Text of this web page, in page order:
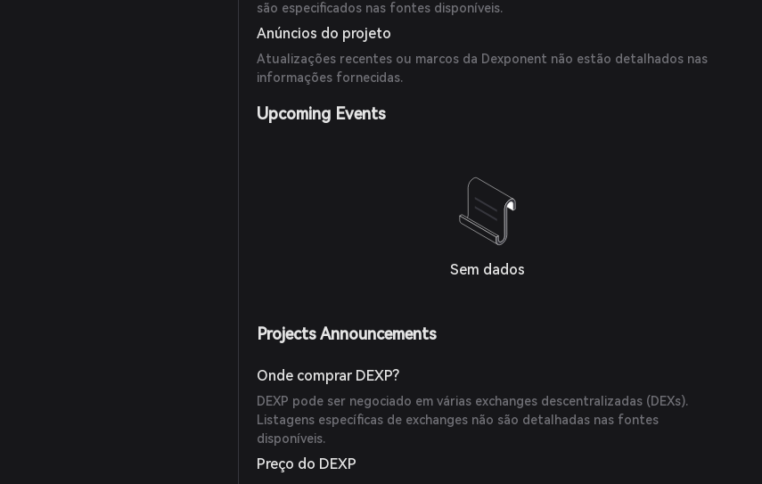
são especificados nas fontes disponíveis.
Anúncios do projeto
Atualizações recentes ou marcos da Dexponent não estão detalhados nas
informações fornecidas.
Upcoming Events
Sem dados
Projects Announcements
Onde comprar DEXP?
DEXP pode ser negociado em várias exchanges descentralizadas (DEXs).
Listagens específicas de exchanges não são detalhadas nas fontes
disponíveis.
Preço do DEXP